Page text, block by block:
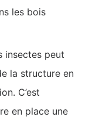
les bois
insectes peut
la structure en
C’est
en place une